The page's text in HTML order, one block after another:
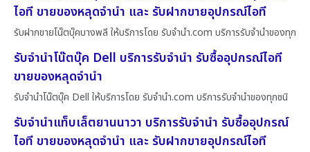
ไอที ขายของหลุดจำนำ และ รับฝากขายอุปกรณ์ไอที
รับฝากขายโน๊ตบุ๊คบางพลี ให้บริการโดย รับจํานํา.com บริการรับจำนำของทุก
รับจำนำโน๊ตบุ๊ค Dell บริการรับจำนำ รับซื้ออุปกรณ์ไอที
ขายของหลุดจำนำ
รับจำนำโน๊ตบุ๊ค Dell ให้บริการโดย รับจํานํา.com บริการรับจำนำของทุกชนิ
รับจำนำแท็บเล็ตยานนาวา บริการรับจำนำ รับซื้ออุปกรณ์
ไอที ขายของหลุดจำนำ และ รับฝากขายอุปกรณ์ไอที